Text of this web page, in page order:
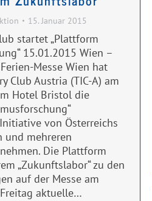
15. Januar 2015
startet „Plattform
15.01.2015 Wien –
Messe Wien hat
Club Austria (TIC-A) am
Hotel Bristol die
von Österreichs
und mehreren
Die Plattform
„Zukunftslabor“ zu den
auf der Messe am
aktuelle…